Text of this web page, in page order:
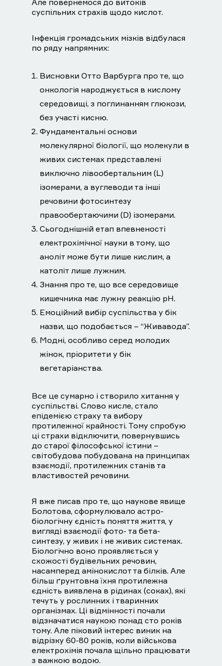
Але повернемося до витоків
суспільних страхів щодо кислот.
Інфекція громадських мізків відбулася
по ряду напрямних:
Висновки Отто Варбурга про те, що
онкологія народжується в кислому
середовищі, з поглинанням глюкози,
без участі кисню.
Фундаментальні основи
молекулярної біології, що молекули в
живих системах представлені
виключно лівообертальним (L)
ізомерами, а вуглеводи та інші
речовини фотосинтезу
правообертаючими (D) ізомерами.
Сьогоднішній етап впевненості
електрохімічної науки в тому, що
аноліт може бути лише кислим, а
католіт лише лужним.
Знання про те, що все середовище
кишечника має лужну реакцію рН.
Емоційний вибір суспільства у бік
назви, що подобається – “Живавода”.
Модні, особливо серед молодих
жінок, пріоритети у бік
вегетаріанства.
Все це сумарно і створило хитання у
суспільстві. Слово кисле, стало
епідемією страху та вибору
протилежної крайності. Тому спробую
ці страхи відключити, повернувшись
до старої філософської істини –
світобудова побудована на принципах
взаємодії, протилежних станів та
властивостей речовини.
Я вже писав про те, що наукове явище
Болотова, сформулювало астро-
біологічну єдність поняття життя, у
вигляді взаємодії фото- та бета-
синтезу, у живих і не живих системах.
Біологічно воно проявляється у
схожості будівельних речовин,
насамперед амінокислот та білків. Але
більш ґрунтовна їхня протилежна
єдність виявлена ​​в рідинах (соках), які
течуть у рослинних і тваринних
організмах. Ці відмінності почали
відзначатися наукою понад сто років
тому. Але піковий інтерес виник на
відрізку 60-80 років, коли військова
електрохімія почала щільно працювати
з важкою водою.